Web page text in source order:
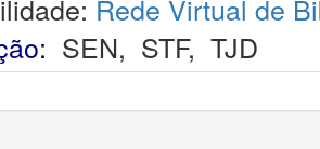
Rede Virtual de
SEN, STF, TJD